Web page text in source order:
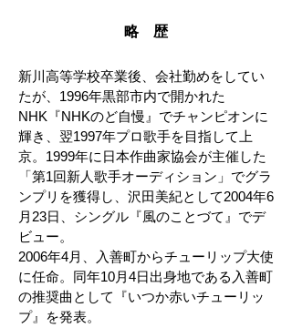
略 歴
新川高等学校卒業後、会社勤めをしてい
たが、1996年黒部市内で開かれた
NHK『NHKのど自慢』でチャンピオンに
輝き、翌1997年プロ歌手を目指して上
京。1999年に日本作曲家協会が主催した
「第1回新人歌手オーディション」でグラ
ンプリを獲得し、沢田美紀として2004年6
月23日、シングル『風のことづて』でデ
ビュー。
2006年4月、入善町からチューリップ大使
に任命。同年10月4日出身地である入善町
の推奨曲として『いつか赤いチューリッ
プ』を発表。